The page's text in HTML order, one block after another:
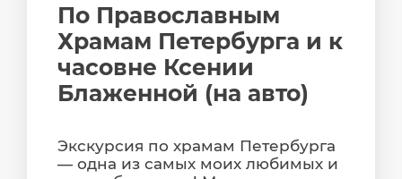
По Православным
Храмам Петербурга и к
часовне Ксении
Блаженной (на авто)
Экскурсия по храмам Петербурга
— одна из самых моих любимых и